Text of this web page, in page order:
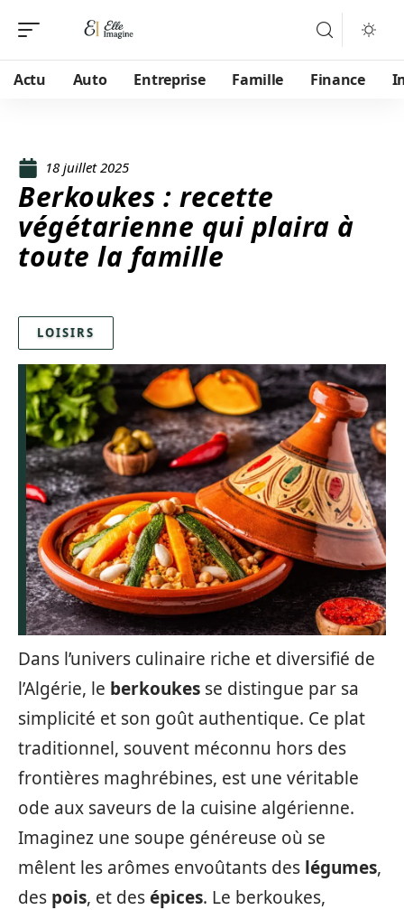
Actu Auto Entreprise Famille Finance
18 juillet 2025
Berkoukes : recette
végétarienne qui plaira à
toute la famille
LOISIRS
Dans l’univers culinaire riche et diversifié de
l’Algérie, le berkoukes se distingue par sa
simplicité et son goût authentique. Ce plat
traditionnel, souvent méconnu hors des
frontières maghrébines, est une véritable
ode aux saveurs de la cuisine algérienne.
Imaginez une soupe généreuse où se
mêlent les arômes envoûtants des légumes,
des pois, et desépices. Le berkoukes,